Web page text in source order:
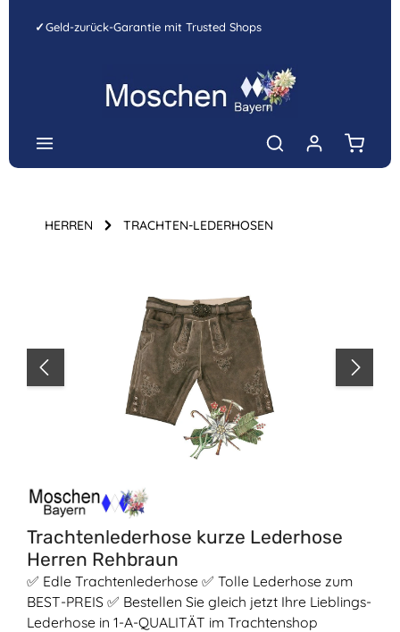
Zum Hauptinhalt springen
✓Geld-zurück-Garantie mit Trusted Shops
HERREN TRACHTEN-LEDERHOSEN
Trachtenlederhose kurze Lederhose
Herren Rehbraun
✅ Edle Trachtenlederhose ✅ Tolle Lederhose zum
BEST-PREIS ✅ Bestellen Sie gleich jetzt Ihre Lieblings-
Lederhose in 1-A-QUALITÄT im Trachtenshop